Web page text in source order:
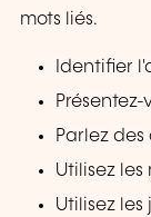
mots liés.
Identifier
Parlez des
Utilisez les
Utilisez les